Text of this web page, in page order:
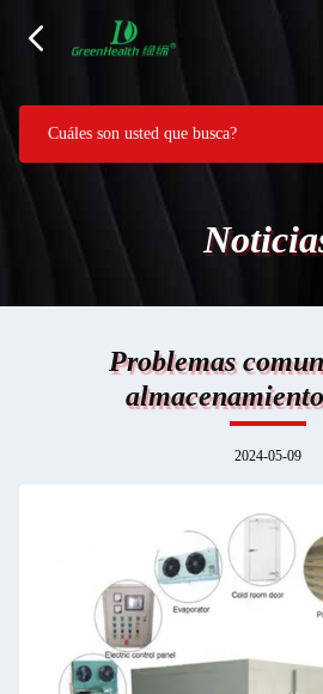
Problemas
2024-05-09